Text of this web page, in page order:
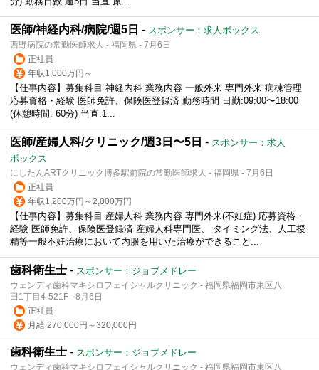
医師/神経内科/病院/週5日 - スポンサー：求人ボックス
西野病院の常勤医師求人 - 福岡県 - 7月6日
正社員
年収1,000万円～
【仕事内容】募集科目 神経内科 業務内容 一般外来 専門外来 病棟管理
応募資格・経験 医師免許、保険医登録済 勤務時間 日勤:09:00〜18:00
(休憩時間: 60分) 当直:1...
医師/産婦人科/クリニック/週3日〜5日 - スポンサー：求人
ボックス
にしたんARTクリニック博多駅前院の常勤医師求人 - 福岡県 - 7月6日
正社員
年収1,200万円～2,000万円
【仕事内容】募集科目 産婦人科 業務内容 専門外来(不妊症) 応募資格・
経験 医師免許、保険医登録済 産婦人科専門医、 タイミング法、人工授
精等一般不妊治療において内服を用いた治療ができること...
歯科衛生士 - スポンサー：ジョブメドレー
ウェンディ歯科マキシロフェイシャルクリニック - 福岡県福岡市東区八
田1丁目4-521F - 8月6日
正社員
月給 270,000円～320,000円
歯科衛生士 - スポンサー：ジョブメドレー
ウェンディ歯科マキシロフェイシャルクリニック - 福岡県福岡市東区八